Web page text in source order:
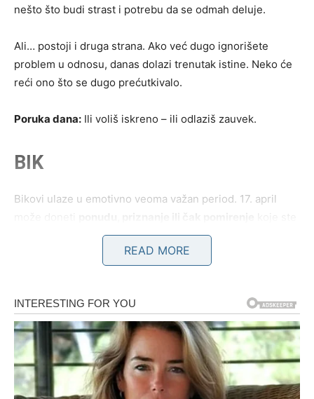
nešto što budi strast i potrebu da se odmah deluje.
Ali… postoji i druga strana. Ako već dugo ignorišete
problem u odnosu, danas dolazi trenutak istine. Neko će
reći ono što se dugo prećutkivalo.
Poruka dana: Ili voliš iskreno – ili odlaziš zauvek.
BIK
Bikovi ulaze u emotivno veoma važan period. 17. april
Međutim, nemojte se zavaravati. Ovo je dan kada morate
odlučiti:
da li želite prošlost – ili novu sreću?
READ MORE